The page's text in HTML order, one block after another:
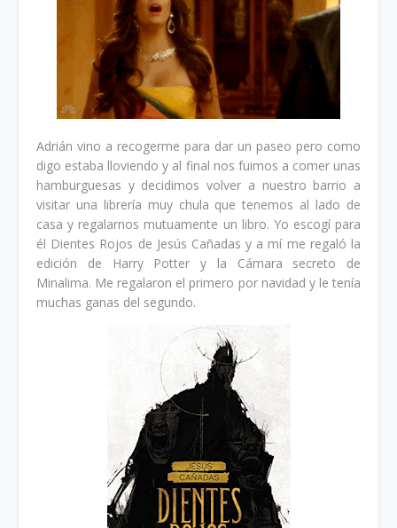
Adrián vino a recogerme para dar un paseo pero como
digo estaba lloviendo y al final nos fuimos a comer unas
hamburguesas y decidimos volver a nuestro barrio a
visitar una librería muy chula que tenemos al lado de
casa y regalarnos mutuamente un libro. Yo escogí para
él Dientes Rojos de Jesús Cañadas y a mí me regaló la
edición de Harry Potter y la Cámara secreto de
Minalima. Me regalaron el primero por navidad y le tenía
muchas ganas del segundo.